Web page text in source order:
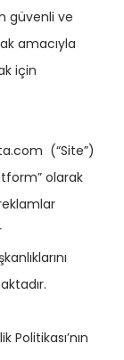
güvenli ve
amacıyla
için
(“Site”)
olarak